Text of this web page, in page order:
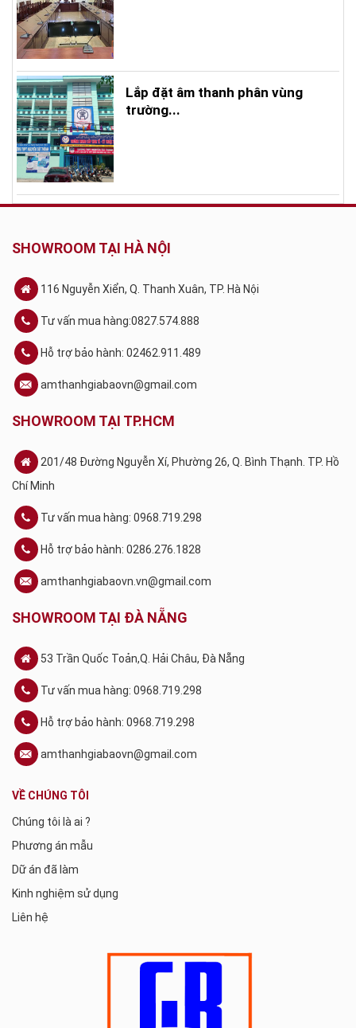
Lắp đặt âm thanh phân vùng
trường...
SHOWROOM TẠI HÀ NỘI
116 Nguyễn Xiển, Q. Thanh Xuân, TP. Hà Nội
Tư vấn mua hàng:0827.574.888
Hỗ trợ bảo hành: 02462.911.489
amthanhgiabaovn@gmail.com
SHOWROOM TẠI TP.HCM
201/48 Đường Nguyễn Xí, Phường 26, Q. Bình Thạnh. TP. Hồ
Chí Minh
Tư vấn mua hàng: 0968.719.298
Hỗ trợ bảo hành: 0286.276.1828
amthanhgiabaovn.vn@gmail.com
SHOWROOM TẠI ĐÀ NẴNG
53 Trần Quốc Toản,Q. Hải Châu, Đà Nẵng
Tư vấn mua hàng: 0968.719.298
Hỗ trợ bảo hành: 0968.719.298
amthanhgiabaovn@gmail.com
VỀ CHÚNG TÔI
Chúng tôi là ai ?
Phương án mẫu
Dữ án đã làm
Kinh nghiệm sử dụng
Liên hệ